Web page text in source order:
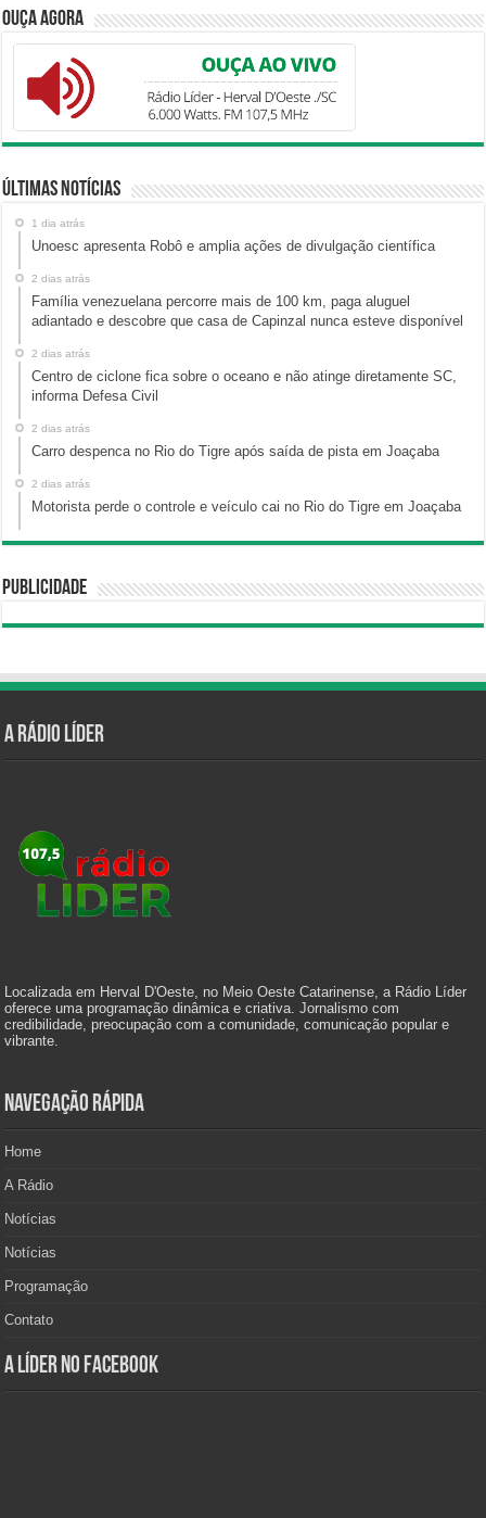
Ouça Agora
Últimas Notícias
1 dia atrás
Unoesc apresenta Robô e amplia ações de divulgação científica
2 dias atrás
Família venezuelana percorre mais de 100 km, paga aluguel
adiantado e descobre que casa de Capinzal nunca esteve disponível
2 dias atrás
Centro de ciclone fica sobre o oceano e não atinge diretamente SC,
informa Defesa Civil
2 dias atrás
Carro despenca no Rio do Tigre após saída de pista em Joaçaba
2 dias atrás
Motorista perde o controle e veículo cai no Rio do Tigre em Joaçaba
Publicidade
A Rádio Líder
Localizada em Herval D'Oeste, no Meio Oeste Catarinense, a Rádio Líder
oferece uma programação dinâmica e criativa. Jornalismo com
credibilidade, preocupação com a comunidade, comunicação popular e
vibrante.
Navegação Rápida
Home
A Rádio
Notícias
Notícias
Programação
Contato
A Líder no Facebook